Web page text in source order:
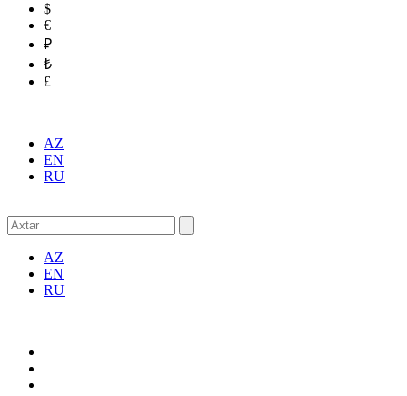
$
€
₽
₺
£
AZ
EN
RU
AZ
EN
RU